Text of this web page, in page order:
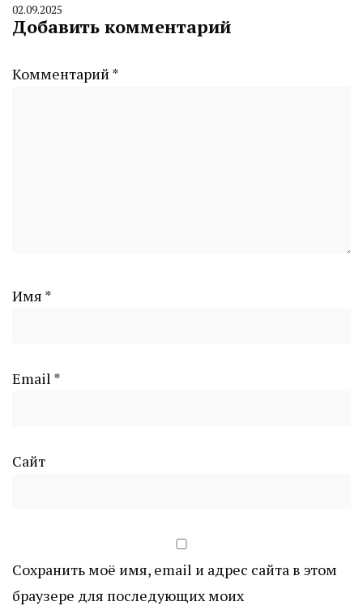
By
CHELINDUSTRY
02.09.2025
Добавить комментарий
Комментарий *
Имя *
Email *
Сайт
Сохранить моё имя, email и адрес сайта в этом
браузере для последующих моих